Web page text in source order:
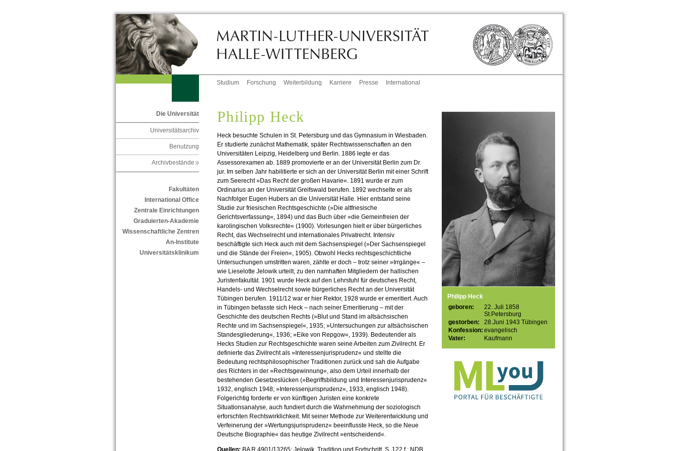
Studium Forschung Weiterbildung Karriere Presse International
Die Universität
Universitätsarchiv
Benutzung
Archivbestände
Fakultäten
International Office
Zentrale Einrichtungen
Graduierten-Akademie
Wissenschaftliche Zentren
An-Institute
Universitätsklinikum
Philipp Heck
geboren:
22. Juli 1858
St.Petersburg
gestorben:
28.Juni 1943 Tübingen
Konfession: evangelisch
Vater:
Kaufmann
Philipp Heck
Heck besuchte Schulen in St. Petersburg und das Gymnasium in Wiesbaden.
Er studierte zunächst Mathematik, später Rechtswissenschaften an den
Universitäten Leipzig, Heidelberg und Berlin. 1886 legte er das
Assessorexamen ab. 1889 promovierte er an der Universität Berlin zum Dr.
jur. Im selben Jahr habilitierte er sich an der Universität Berlin mit einer Schrift
zum Seerecht »Das Recht der großen Havarie«. 1891 wurde er zum
Ordinarius an der Universität Greifswald berufen. 1892 wechselte er als
Nachfolger Eugen Hubers an die Universität Halle. Hier entstand seine
Studie zur friesischen Rechtsgeschichte (»Die altfriesische
Gerichtsverfassung«, 1894) und das Buch über »die Gemeinfreien der
karolingischen Volksrechte« (1900). Vorlesungen hielt er über bürgerliches
Recht, das Wechselrecht und internationales Privatrecht. Intensiv
beschäftigte sich Heck auch mit dem Sachsenspiegel (»Der Sachsenspiegel
und die Stände der Freien«, 1905). Obwohl Hecks rechtsgeschichtliche
Untersuchungen umstritten waren, zählte er doch – trotz seiner »Irrgänge« –
wie Lieselotte Jelowik urteilt, zu den namhaften Mitgliedern der hallischen
Juristenfakultät. 1901 wurde Heck auf den Lehrstuhl für deutsches Recht,
Handels- und Wechselrecht sowie bürgerliches Recht an der Universität
Tübingen berufen. 1911/12 war er hier Rektor, 1928 wurde er emeritiert. Auch
in Tübingen befasste sich Heck – nach seiner Emeritierung – mit der
Geschichte des deutschen Rechts (»Blut und Stand im altsächsischen
Rechte und im Sachsenspiegel«, 1935; »Untersuchungen zur altsächsischen
Standesgliederung«, 1936; »Eike von Repgow«, 1939). Bedeutender als
Hecks Studien zur Rechtsgeschichte waren seine Arbeiten zum Zivilrecht. Er
definierte das Zivilrecht als »Interessenjurisprudenz« und stellte die
Bedeutung rechtsphilosophischer Traditionen zurück und sah die Aufgabe
des Richters in der »Rechtsgewinnung«, also dem Urteil innerhalb der
bestehenden Gesetzeslücken (»Begriffsbildung und Interessenjurisprudenz«
1932, englisch 1948; »Interessenjurisprudenz«, 1933, englisch 1948).
Folgerichtig forderte er von künftigen Juristen eine konkrete
Situationsanalyse, auch fundiert durch die Wahrnehmung der soziologisch
erforschten Rechtswirklichkeit. Mit seiner Methode zur Weiterentwicklung und
Verfeinerung der »Wertungsjurisprudenz« beeinflusste Heck, so die Neue
Deutsche Biographie« das heutige Zivilrecht »entscheidend«.